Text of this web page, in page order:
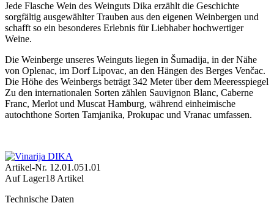
Jede Flasche Wein des Weinguts Dika erzählt die Geschichte
sorgfältig ausgewählter Trauben aus den eigenen Weinbergen und
schafft so ein besonderes Erlebnis für Liebhaber hochwertiger
Weine.
Die Weinberge unseres Weinguts liegen in Šumadija, in der Nähe
von Oplenac, im Dorf Lipovac, an den Hängen des Berges Venčac.
Die Höhe des Weinbergs beträgt 342 Meter über dem Meeresspiegel
Zu den internationalen Sorten zählen Sauvignon Blanc, Caberne
Franc, Merlot und Muscat Hamburg, während einheimische
autochthone Sorten Tamjanika, Prokupac und Vranac umfassen.
Artikel-Nr. 12.01.051.01
Auf Lager18 Artikel
Technische Daten